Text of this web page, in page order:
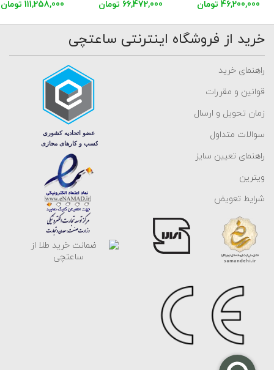
46,200,000 تومان 66,472,000 تومان 111,258,000 تومان
خرید از فروشگاه اینترنتی ساعتچی
راهنمای خرید
قوانین و مقررات
زمان تحویل و ارسال
سوالات متداول
راهنمای تعیین سایز
ویترین
شرایط تعویض